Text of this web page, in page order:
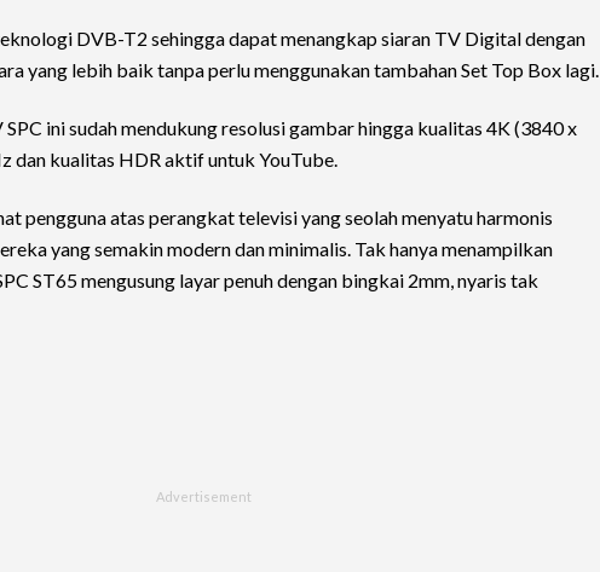
DVB-T2 sehingga dapat menangkap siaran TV Digital dengan
yang lebih baik tanpa perlu menggunakan tambahan Set Top Box lagi.
ini sudah mendukung resolusi gambar hingga kualitas 4K (3840 x
dan kualitas HDR aktif untuk YouTube.
pengguna atas perangkat televisi yang seolah menyatu harmonis
yang semakin modern dan minimalis. Tak hanya menampilkan
ST65 mengusung layar penuh dengan bingkai 2mm, nyaris tak